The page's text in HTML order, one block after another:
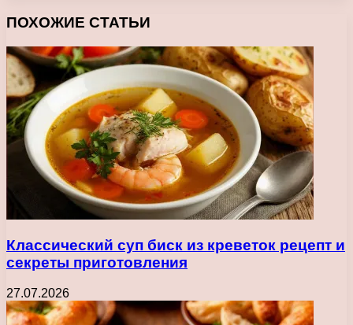
ПОХОЖИЕ СТАТЬИ
Классический суп биск из креветок рецепт и
секреты приготовления
27.07.2026